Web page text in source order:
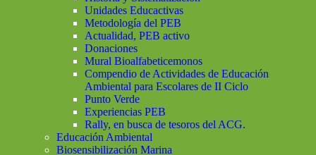
Unidades Educactivas
Metodología del PEB
Actualidad, PEB activo
Donaciones
Mural Bioalfabeticemonos
Compendio de Actividades de Educación
Ambiental para Escolares de II Ciclo
Punto Verde
Experiencias PEB
Rally, en busca de tesoros del ACG.
Educación Ambiental
Biosensibilización Marina